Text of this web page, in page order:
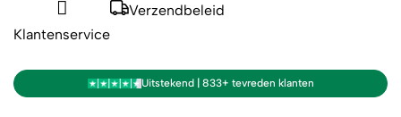
Klantenservice
Verzendbeleid
Uitstekend | 833+ tevreden klanten